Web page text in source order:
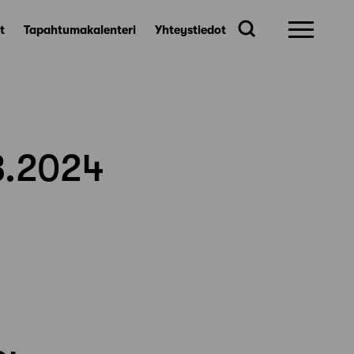
Tapahtumakalenteri Yhteystiedot